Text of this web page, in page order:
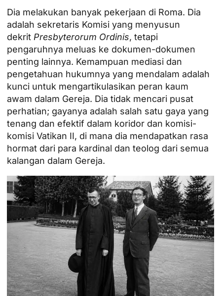
Dia melakukan banyak pekerjaan di Roma. Dia
adalah sekretaris Komisi yang menyusun
dekrit Presbyterorum Ordinis, tetapi
pengaruhnya meluas ke dokumen-dokumen
penting lainnya. Kemampuan mediasi dan
pengetahuan hukumnya yang mendalam adalah
kunci untuk mengartikulasikan peran kaum
awam dalam Gereja. Dia tidak mencari pusat
perhatian; gayanya adalah salah satu gaya yang
tenang dan efektif dalam koridor dan komisi-
komisi Vatikan II, di mana dia mendapatkan rasa
hormat dari para kardinal dan teolog dari semua
kalangan dalam Gereja.